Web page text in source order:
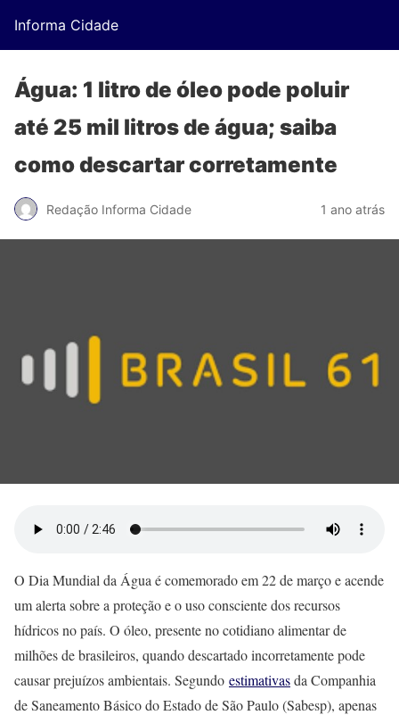
Informa Cidade
Água: 1 litro de óleo pode poluir
até 25 mil litros de água; saiba
como descartar corretamente
Redação Informa Cidade 1 ano atrás
O Dia Mundial da Água é comemorado em 22 de março e acende
um alerta sobre a proteção e o uso consciente dos recursos
hídricos no país. O óleo, presente no cotidiano alimentar de
milhões de brasileiros, quando descartado incorretamente pode
causar prejuízos ambientais. Segundo estimativasda Companhia
de Saneamento Básico do Estado de São Paulo (Sabesp), apenas